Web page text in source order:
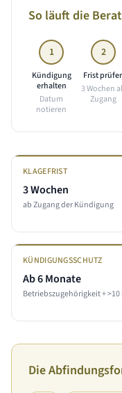
So läuft die
1
Kündigung
erhalten
Datum
notieren
2
Frist
3 Wochen
Zugang
KLAGEFRIST
3 Wochen
ab Zugang der Kündigung
KÜNDIGUNGSSCHUTZ
Ab 6 Monate
Betriebszugehörigkeit + >10
Die